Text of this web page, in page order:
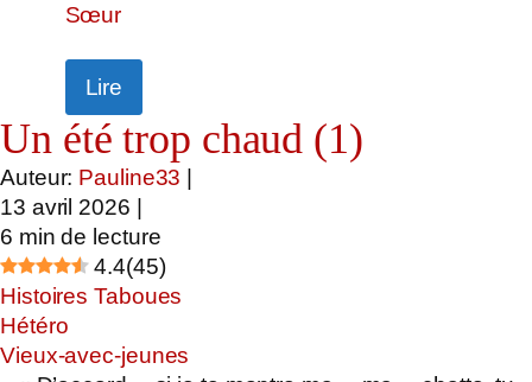
Sœur
Lire
Un été trop chaud (1)
Auteur: Pauline33 |
13 avril 2026 |
6 min de lecture
4.4(45)
Histoires Taboues
Hétéro
Vieux-avec-jeunes